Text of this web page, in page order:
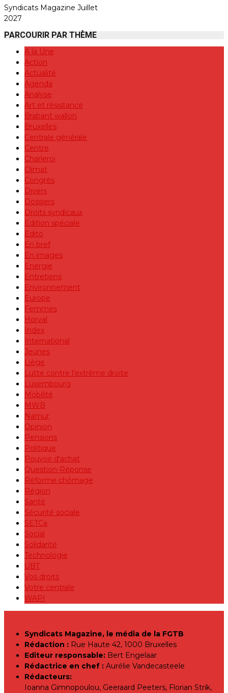
Syndicats Magazine Juillet
2027
PARCOURIR PAR THÈME
A la Une
Action
Actualité
Agenda
Analyse
Art et résistance
Brabant wallon
Bruxelles
Centrale générale
Centre
Charleroi
Climat
Congrès
Divers
Dossiers
Droits syndicaux
Edition spéciale
Edito
En bref
En images
Energie
Entretiens
Environnement
Europe
Femmes
Horval
Index
International
Jeunes
Liège
Lutte contre l'extrême droite
Luxembourg
Mobilité
MWB
Namur
Opinion
Pensions
Politique
Pouvoir d'achat
Question-Réponse
Réforme chômage
Région
Santé
Sécurité sociale
SETCa
Social
Solidarité
Technologie
UBT
Vos droits
Votre centrale
WAPI
Syndicats Magazine, le média de la FGTB
Rédaction : Rue Haute 42, 1000 Bruxelles
Editeur responsable: Bert Engelaar
Rédactrice en chef : Aurélie Vandecasteele
Rédacteurs:
Ioanna Gimnopoulou, Geeraard Peeters, Florian Strik,